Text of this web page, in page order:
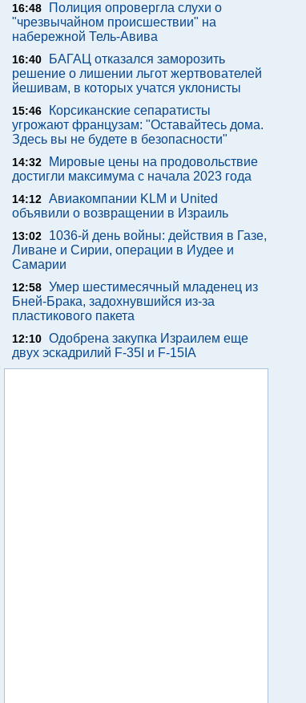
16:48
Полиция опровергла слухи о
"чрезвычайном происшествии" на
набережной Тель-Авива
16:40
БАГАЦ отказался заморозить
решение о лишении льгот жертвователей
йешивам, в которых учатся уклонисты
15:46
Корсиканские сепаратисты
угрожают французам: "Оставайтесь дома.
Здесь вы не будете в безопасности"
14:32
Мировые цены на продовольствие
достигли максимума с начала 2023 года
14:12 Авиакомпании KLM и United
объявили о возвращении в Израиль
13:02
1036-й день войны: действия в Газе,
Ливане и Сирии, операции в Иудее и
Самарии
12:58 Умер шестимесячный младенец из
Бней-Брака, задохнувшийся из-за
пластикового пакета
12:10 Одобрена закупка Израилем еще
двух эскадрилий F-35I и F-15IA